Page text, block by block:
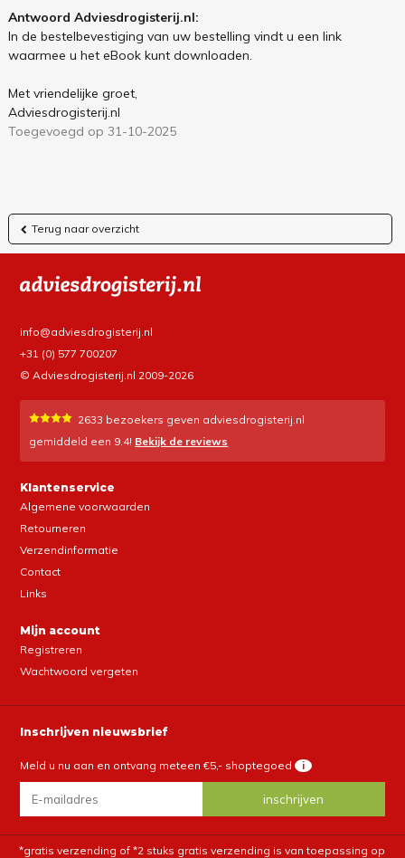
Antwoord Adviesdrogisterij.nl:
In de bestelbevestiging van uw bestelling vindt u een link
waarmee u het eBook kunt downloaden.
Met vriendelijke groet,
Adviesdrogisterij.nl
Toegevoegd op 31-10-2025
Terug naar overzicht
info@adviesdrogisterij.nl
+31 (0) 577 700207
© Adviesdrogisterij.nl 2009-2026
2633 bezoekers geven adviesdrogisterij.nl
gemiddeld een 9.4! Bekijk de reviews
Klantenservice
Algemene voorwaarden
Retourneren
Verzendinformatie
Contact
Links
Mijn account
Registreren
Wachtwoord vergeten
Inschrijven nieuwsbrief
Meld u nu aan en ontvang meteen €5,- shoptegoed i
*gratis verzending of *2 stuks gratis verzending is van toepassing op